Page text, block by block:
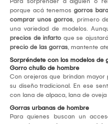
porque acá tenemos gorros
comprar unos gorros, primero
una variedad de modelos.
precios de infarto que se
precio de las gorras, mantente
Sorpréndete con los modelos de
Gorro chullo de hombre
Con orejeras que brindan mayor
su diseño tradicional. En ese
con lana de alpaca, lana de
Gorras urbanas de hombre
Para quienes buscan un